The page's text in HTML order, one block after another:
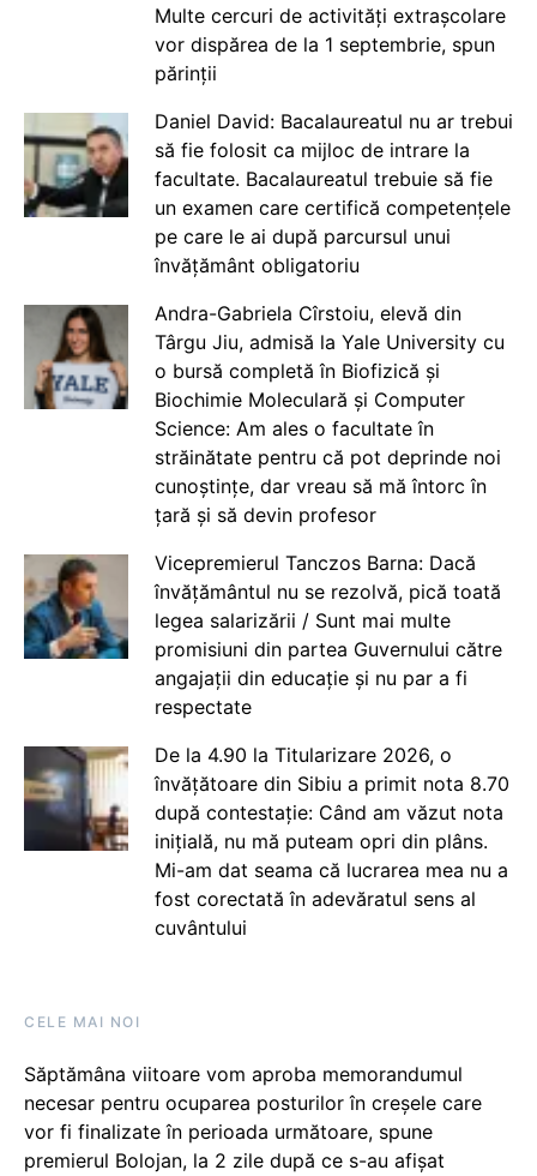
Multe cercuri de activități extrașcolare
vor dispărea de la 1 septembrie, spun
părinții
Daniel David: Bacalaureatul nu ar trebui
să fie folosit ca mijloc de intrare la
facultate. Bacalaureatul trebuie să fie
un examen care certifică competențele
pe care le ai după parcursul unui
învățământ obligatoriu
Andra-Gabriela Cîrstoiu, elevă din
Târgu Jiu, admisă la Yale University cu
o bursă completă în Biofizică și
Biochimie Moleculară și Computer
Science: Am ales o facultate în
străinătate pentru că pot deprinde noi
cunoștințe, dar vreau să mă întorc în
țară și să devin profesor
Vicepremierul Tanczos Barna: Dacă
învățământul nu se rezolvă, pică toată
legea salarizării / Sunt mai multe
promisiuni din partea Guvernului către
angajații din educație și nu par a fi
respectate
De la 4.90 la Titularizare 2026, o
învățătoare din Sibiu a primit nota 8.70
după contestație: Când am văzut nota
inițială, nu mă puteam opri din plâns.
Mi-am dat seama că lucrarea mea nu a
fost corectată în adevăratul sens al
cuvântului
CELE MAI NOI
Săptămâna viitoare vom aproba memorandumul
necesar pentru ocuparea posturilor în creșele care
vor fi finalizate în perioada următoare, spune
premierul Bolojan, la 2 zile după ce s-au afișat